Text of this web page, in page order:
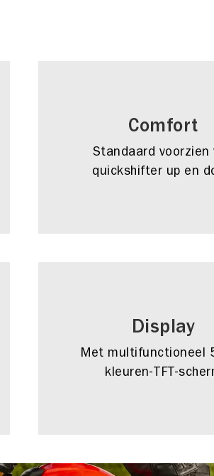
Comfort
Standaard voorzien
quickshifter up en
Display
Met multifunctioneel
kleuren-TFT-